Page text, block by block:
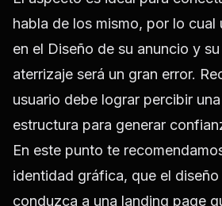
habla de los mismo, por lo cual
en el Diseño de su anuncio y
aterrizaje será un gran error.
usuario debe lograr percibir
estructura para generar
En este punto te
identidad gráfica, que el
conduzca a una landing page